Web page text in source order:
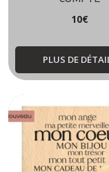
10€
PLUS DE